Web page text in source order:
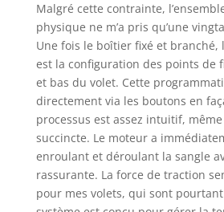
toute
de
UNE
DORE :
et
Smart
plus de
Malgré cette contrainte,
physique ne m’a pris qu’une
Une fois le boîtier fixé et branché,
est la configuration des points de
et bas du volet. Cette
directement via les boutons en
processus est assez intuitif,
succincte. Le moteur a
enroulant et déroulant la sangle
rassurante. La force de traction
pour mes volets, qui sont